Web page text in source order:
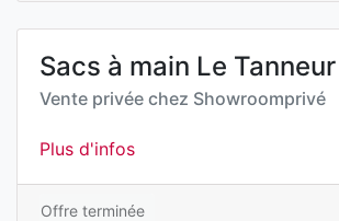
Sacs à main Le Tanneur
Vente privée chez Showroomprivé
Plus d'infos
Offre terminée